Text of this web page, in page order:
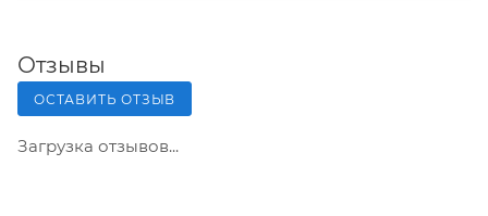
Отзывы
ОСТАВИТЬ ОТЗЫВ
Загрузка отзывов...